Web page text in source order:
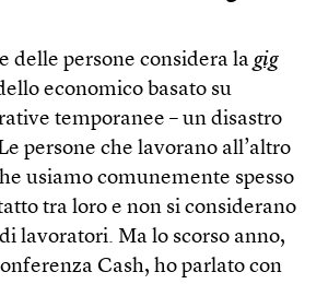
delle persone considera la gig
economico basato su
temporanee – un disastro
persone che lavorano all’altro
usiamo comunemente spesso
tra loro e non si considerano
lavoratori. Ma lo scorso anno,
Cash, ho parlato con